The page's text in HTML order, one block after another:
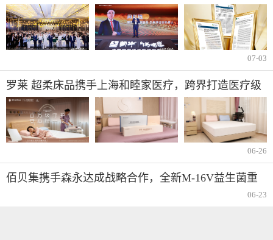
宝宝成长密码
07-03
罗莱 超柔床品携手上海和睦家医疗，跨界打造医疗级
安睡新体验
06-26
佰贝集携手森永达成战略合作，全新M-16V益生菌重
06-23